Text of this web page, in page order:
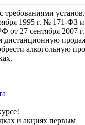
требованиями
1995 г. № 171-ФЗ
от 27 сентября 2007
дистанционную
алкогольную
и акциях первым